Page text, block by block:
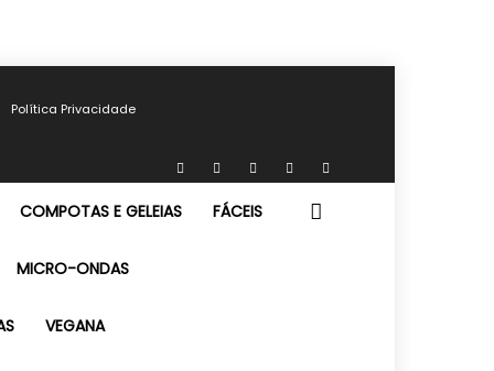
Política Privacidade
COMPOTAS E GELEIAS FÁCEIS
MICRO-ONDAS
VEGANA